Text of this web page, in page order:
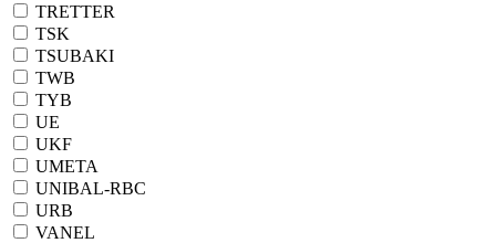
TRETTER
TSK
TSUBAKI
TWB
TYB
UE
UKF
UMETA
UNIBAL-RBC
URB
VANEL